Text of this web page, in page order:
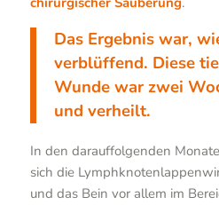
Das Ergebnis war,
verblüffend. Diese
Wunde war zwei
und verheilt.
In den darauffolgenden
sich die
und das Bein vor allem im